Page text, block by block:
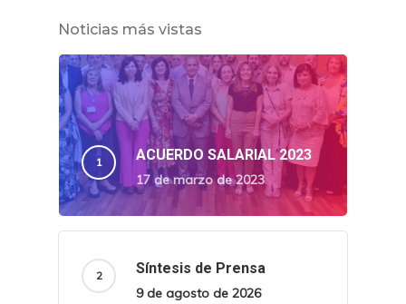
Noticias más vistas
ACUERDO SALARIAL 2023
17 de marzo de 2023
Síntesis de Prensa
9 de agosto de 2026